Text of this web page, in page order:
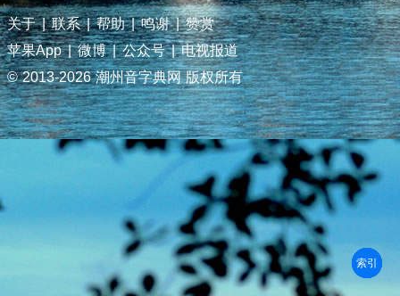
关于 | 联系 | 帮助 | 鸣谢 | 赞赏
苹果App | 微博 | 公众号 | 电视报道
© 2013-2026 潮州音字典网 版权所有
部首
笔划
拼音
潮拼